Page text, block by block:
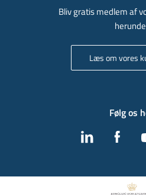
Bliv gratis medlem af
Læs om vores
Følg os